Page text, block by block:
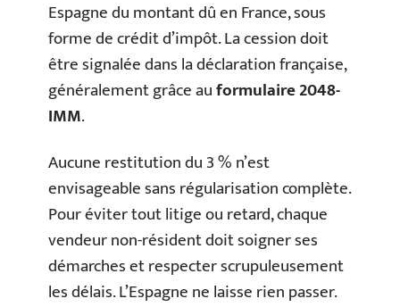
Espagne du montant dû en France, sous
forme de crédit d’impôt. La cession doit
être signalée dans la déclaration française,
généralement grâce auformulaire 2048-
IMM.
Aucune restitution du 3 % n’est
envisageable sans régularisation complète.
Pour éviter tout litige ou retard, chaque
vendeur non-résident doit soigner ses
démarches et respecter scrupuleusement
les délais. L’Espagne ne laisse rien passer.